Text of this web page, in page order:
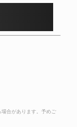
合があります。予めご